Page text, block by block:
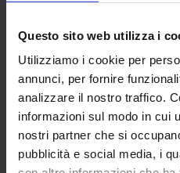
Questo sito web utilizza i
Utilizziamo i cookie per
annunci, per fornire
analizzare il nostro traffico.
informazioni sul modo in cui
nostri partner che si
pubblicità e social media, i